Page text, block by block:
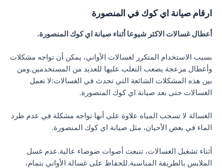
ارقام صيانة اي كوك في المنصورة
أعطال غسالات الاكثر شيوعا أثناء صيانة اي كوك المنصورة.
بسبب الاستخدام المتكرر لغسالات الأواني، يمكن أن تواجه مشكلات
وأعطال مزعجة يصعب التغلب عليها للعديد من المستخدمين.ومن
بين هذه المشكلات الشائعة التي تحدث في الغسالات:لا تعمل
الغسالات حتى بعد صيانة اي كوك المنصورة.
الغسالة لا تسحب المياه علاوة على أنها تواجه مشكلة في عدم طرد
الماء في بعض الأحيان، مثل صيانة اي كوك المنصورة.
أثناء تشغيل الغسالات، تنبعث أصوات ضوضاء عالية.عدم غسل
الملابس بالطريقة المناسبة.للحفاظ على غسالة الأواني بتمام،